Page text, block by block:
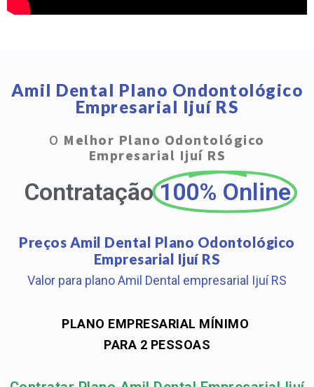
Amil Dental Plano Ondontológico
Empresarial Ijuí RS
O Melhor Plano Odontológico
Empresarial Ijuí RS
Contratação 100% Online
Preços Amil Dental Plano Odontológico
Empresarial Ijuí RS
Valor para plano Amil Dental empresarial Ijuí RS
PLANO EMPRESARIAL MÍNIMO
PARA 2 PESSOAS